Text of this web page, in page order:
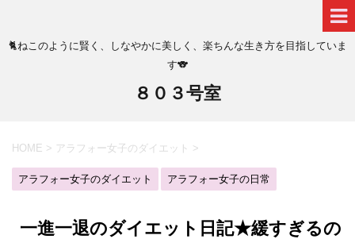
🐈ねこのように賢く、しなやかに美しく、楽ちんな生き方を目指していま
す🐨
８０３号室
HOME > アラフォー女子のダイエット >
アラフォー女子のダイエット アラフォー女子の日常
一進一退のダイエット日記★緩すぎるの